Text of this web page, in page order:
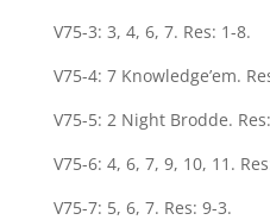
V75-3: 3, 4, 6, 7. Res: 1-8.
V75-4: 7 Knowledge’em.
V75-5: 2 Night Brodde.
V75-6: 4, 6, 7, 9, 10, 11.
V75-7: 5, 6, 7. Res: 9-3.